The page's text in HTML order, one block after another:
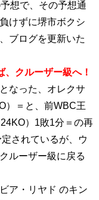
想で、その予想通
けずに堺市ボクシ
ブログを更新いた
クルーザー級へ！
なった、オレクサ
）＝と、前WBC王
）1敗1分＝の再
されているが、ウ
ルーザー級に戻る
ア・リヤド のキン